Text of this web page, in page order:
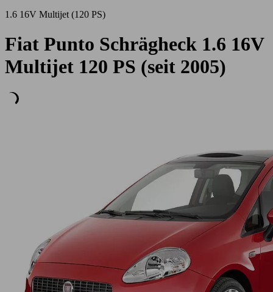
1.6 16V Multijet (120 PS)
Fiat Punto Schrägheck 1.6 16V
Multijet 120 PS (seit 2005)